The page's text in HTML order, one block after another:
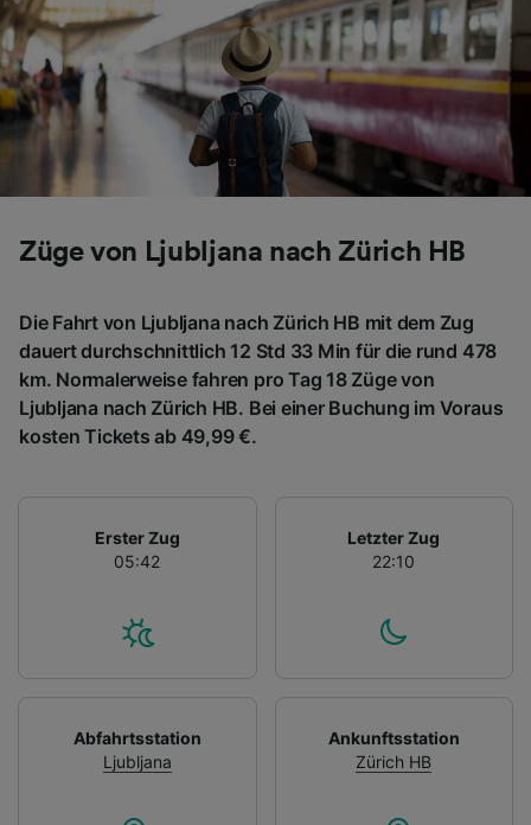
Züge von Ljubljana nach Zürich HB
Die Fahrt von Ljubljana nach Zürich HB mit dem Zug
dauert durchschnittlich 12 Std 33 Min für die rund 478
km. Normalerweise fahren pro Tag 18 Züge von
Ljubljana nach Zürich HB. Bei einer Buchung im Voraus
kosten Tickets ab 49,99 €.
Erster Zug
05:42
Letzter Zug
22:10
Abfahrtsstation
Ljubljana
Ankunftsstation
Zürich HB